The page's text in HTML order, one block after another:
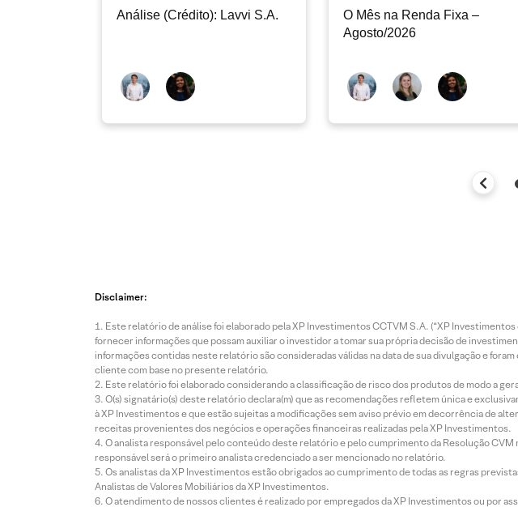
Análise (Crédito): Lavvi S.A.
O Mês na Renda Fixa –
Agosto/2026
Disclaimer:
Este relatório de análise foi elaborado pela XP Investimentos CCTVM S.A. (“XP
fornecer informações que possam auxiliar o investidor a tomar sua própria decisão de
informações contidas neste relatório são consideradas válidas na data de sua divulgação e
cliente com base no presente relatório.
Este relatório foi elaborado considerando a classificação de risco dos produtos de modo a
O(s) signatário(s) deste relatório declara(m) que as recomendações refletem única e
à XP Investimentos e que estão sujeitas a modificações sem aviso prévio em decorrência de
receitas provenientes dos negócios e operações financeiras realizadas pela XP Investimentos.
O analista responsável pelo conteúdo deste relatório e pelo cumprimento da Resolução
responsável será o primeiro analista credenciado a ser mencionado no relatório.
Os analistas da XP Investimentos estão obrigados ao cumprimento de todas as regras
Analistas de Valores Mobiliários da XP Investimentos.
O atendimento de nossos clientes é realizado por empregados da XP Investimentos ou por